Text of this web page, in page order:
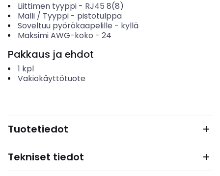
Liittimen tyyppi- RJ45 8(8)
Malli / Tyyppi- pistotulppa
Soveltuu pyörökaapelille - kyllä
Maksimi AWG-koko - 24
Pakkaus ja ehdot
1 kpl
Vakiokäyttötuote
Tuotetiedot
Tekniset tiedot